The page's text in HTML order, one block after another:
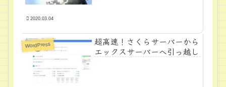
2020.03.04
WordPress
超高速！さくらサーバーから
エックスサーバーへ引っ越し